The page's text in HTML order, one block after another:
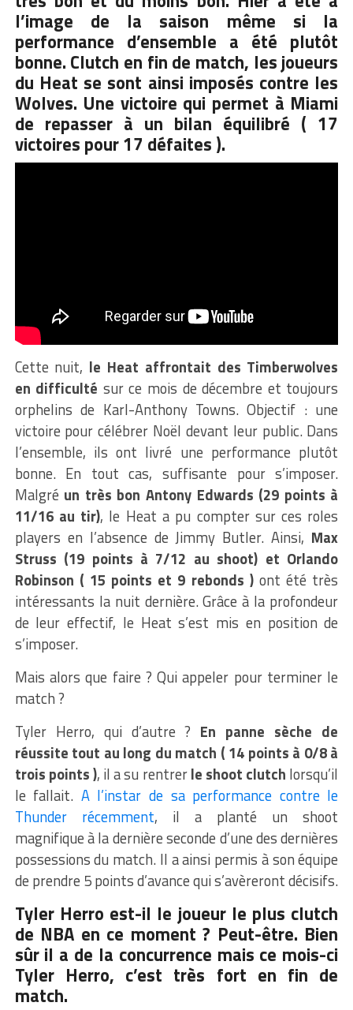
l’image de la saison même si la
performance d’ensemble a été plutôt
bonne. Clutch en fin de match, les joueurs
du Heat se sont ainsi imposés contre les
Wolves. Une victoire qui permet à Miami
de repasser à un bilan équilibré ( 17
victoires pour 17 défaites ).
Cette nuit, le Heat affrontait des Timberwolves
en difficulté sur ce mois de décembre et toujours
orphelins de Karl-Anthony Towns. Objectif : une
victoire pour célébrer Noël devant leur public. Dans
l’ensemble, ils ont livré une performance plutôt
bonne. En tout cas, suffisante pour s’imposer.
Malgré un très bon Antony Edwards (29 points à
11/16 au tir), le Heat a pu compter sur ces roles
players en l’absence de Jimmy Butler. Ainsi, Max
Struss (19 points à 7/12 au shoot) et Orlando
Robinson ( 15 points et 9 rebonds )ont été très
intéressants la nuit dernière. Grâce à la profondeur
de leur effectif, le Heat s’est mis en position de
s’imposer.
Mais alors que faire ? Qui appeler pour terminer le
match ?
Tyler Herro, qui d’autre ? En panne sèche de
réussite tout au long du match ( 14 points à 0/8 à
trois points ), il a su rentrerle shoot clutch lorsqu’il
le fallait. A l’instar de sa performance contre le
Thunder récemment, il a planté un shoot
magnifique à la dernière seconde d’une des dernières
possessions du match. Il a ainsi permis à son équipe
de prendre 5 points d’avance qui s’avèreront décisifs.
Tyler Herro est-il le joueur le plus clutch
de NBA en ce moment ? Peut-être. Bien
sûr il a de la concurrence mais ce mois-ci
Tyler Herro, c’est très fort en fin de
match.